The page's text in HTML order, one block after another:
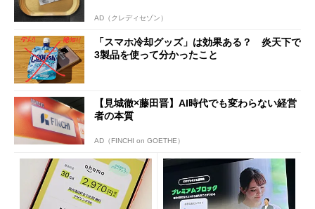
AD（クレディセゾン）
「スマホ冷却グッズ」は効果ある？ 炎天下で
3製品を使って分かったこと
【見城徹×藤田晋】AI時代でも変わらない経営
者の本質
AD（FINCHI on GOETHE）